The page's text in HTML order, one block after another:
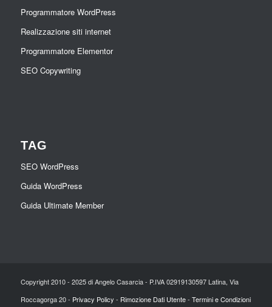
Programmatore WordPress
Realizzazione siti internet
Programmatore Elementor
SEO Copywriting
TAG
SEO WordPress
Guida WordPress
Guida Ultimate Member
Copyright 2010 - 2025 di Angelo Casarcia - P.IVA 02919130597 Latina, Via
Roccagorga 20 - Privacy Policy - Rimozione Dati Utente- Termini e Condizioni